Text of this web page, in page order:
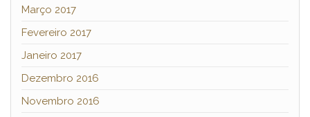
Março 2017
Fevereiro 2017
Janeiro 2017
Dezembro 2016
Novembro 2016